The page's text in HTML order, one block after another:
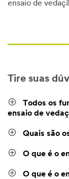
ensaio de
Tire suas
Todos os
ensaio de
Quais são
O que é o
O que é o